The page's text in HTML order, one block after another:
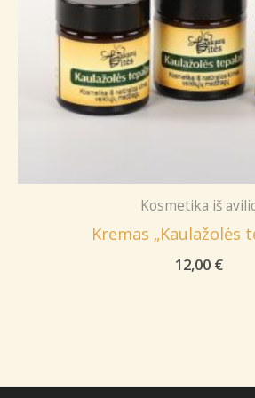
Kosmetika iš
Kremas „Kaulažolės
12,00 €